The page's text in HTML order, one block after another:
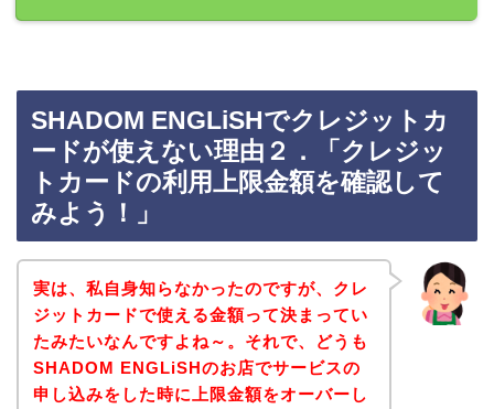
SHADOM ENGLiSHでクレジットカ
ードが使えない理由２．「クレジッ
トカードの利用上限金額を確認して
みよう！」
実は、私自身知らなかったのですが、クレ
ジットカードで使える金額って決まってい
たみたいなんですよね～。それで、どうも
SHADOM ENGLiSHのお店でサービスの
申し込みをした時に上限金額をオーバーし